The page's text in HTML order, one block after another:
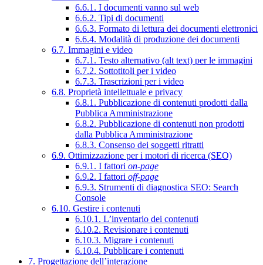
6.6.1. I documenti vanno sul web
6.6.2. Tipi di documenti
6.6.3. Formato di lettura dei documenti elettronici
6.6.4. Modalità di produzione dei documenti
6.7. Immagini e video
6.7.1. Testo alternativo (alt text) per le immagini
6.7.2. Sottotitoli per i video
6.7.3. Trascrizioni per i video
6.8. Proprietà intellettuale e privacy
6.8.1. Pubblicazione di contenuti prodotti dalla
Pubblica Amministrazione
6.8.2. Pubblicazione di contenuti non prodotti
dalla Pubblica Amministrazione
6.8.3. Consenso dei soggetti ritratti
6.9. Ottimizzazione per i motori di ricerca (SEO)
6.9.1. I fattori on-page
6.9.2. I fattori off-page
6.9.3. Strumenti di diagnostica SEO: Search
Console
6.10. Gestire i contenuti
6.10.1. L’inventario dei contenuti
6.10.2. Revisionare i contenuti
6.10.3. Migrare i contenuti
6.10.4. Pubblicare i contenuti
7. Progettazione dell’interazione